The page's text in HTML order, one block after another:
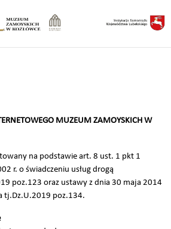
MUZEUM ZAMOYSKICH W
na podstawie art. 8 ust. 1 pkt 1
r. o świadczeniu usług drogą
poz.123 oraz ustawy z dnia 30 maja 2014
tj.Dz.U.2019 poz.134.